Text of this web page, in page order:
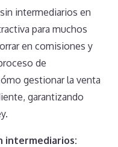
intermediarios en
para muchos
en comisiones y
de
gestionar la venta
garantizando
intermediarios: